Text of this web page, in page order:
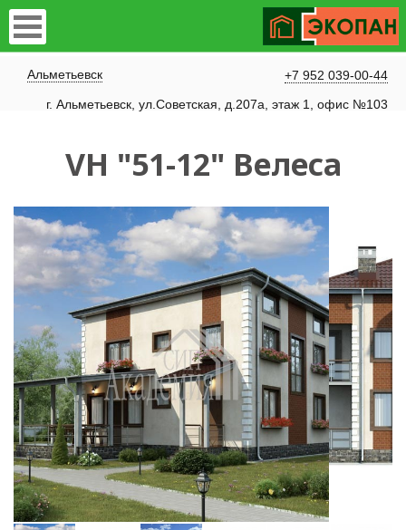
Альметьевск
+7 952 039-00-44
г. Альметьевск, ул.Советская, д.207а, этаж 1, офис №103
VH "51-12" Велеса